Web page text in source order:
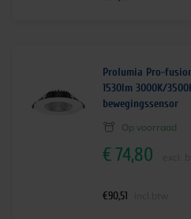
Prolumia Pro-
1530lm 3000K/
bewegingssensor
Op voorraad
€74,80
€90,51